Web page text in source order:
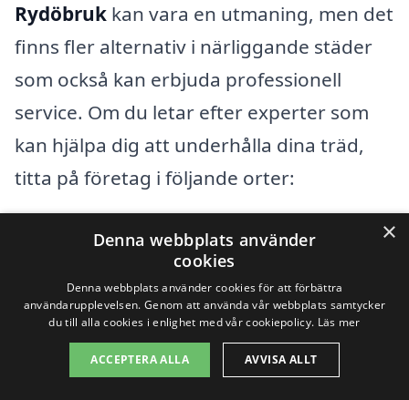
Rydöbruk kan vara en utmaning, men det
finns fler alternativ i närliggande städer
som också kan erbjuda professionell
service. Om du letar efter experter som
kan hjälpa dig att underhålla dina träd,
titta på företag i följande orter:
Hyltebruk
Törestsorp
Långås
Skårdsvik
×
Denna webbplats använder
cookies
Denna webbplats använder cookies för att förbättra
användarupplevelsen. Genom att använda vår webbplats samtycker
du till alla cookies i enlighet med vår cookiepolicy. Läs mer
ACCEPTERA ALLA AVVISA ALLT